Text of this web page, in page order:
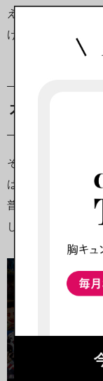
え、自分の不遇な
けが残りました。
不器用な恋愛
そんな時に出会っ
は恥だが役に立つ
普通とは外れた性
して通常とは違う